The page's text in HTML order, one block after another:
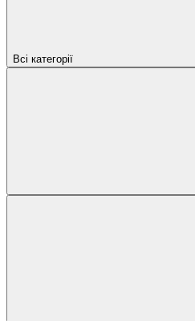
Всі категорії